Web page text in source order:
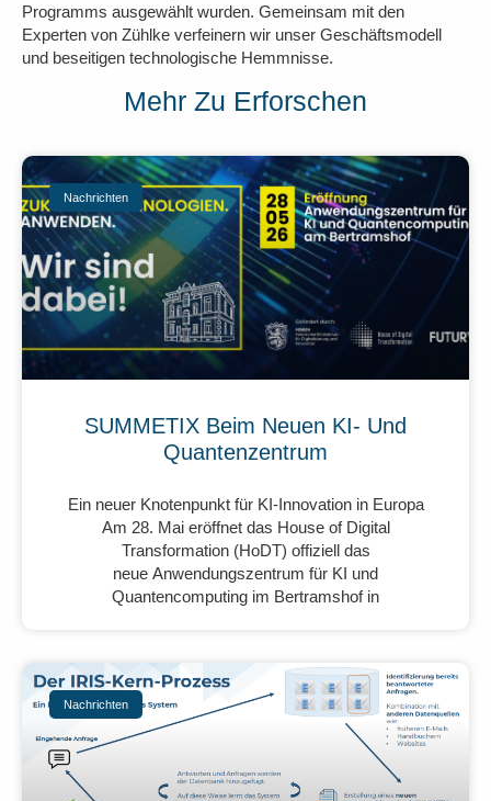
Programms ausgewählt wurden. Gemeinsam mit den
Experten von Zühlke verfeinern wir unser Geschäftsmodell
und beseitigen technologische Hemmnisse.
Mehr Zu Erforschen
Nachrichten
SUMMETIX Beim Neuen KI- Und
Quantenzentrum
Ein neuer Knotenpunkt für KI-Innovation in Europa
Am 28. Mai eröffnet das House of Digital
Transformation (HoDT) offiziell das
neue Anwendungszentrum für KI und
Quantencomputing im Bertramshof in
Nachrichten